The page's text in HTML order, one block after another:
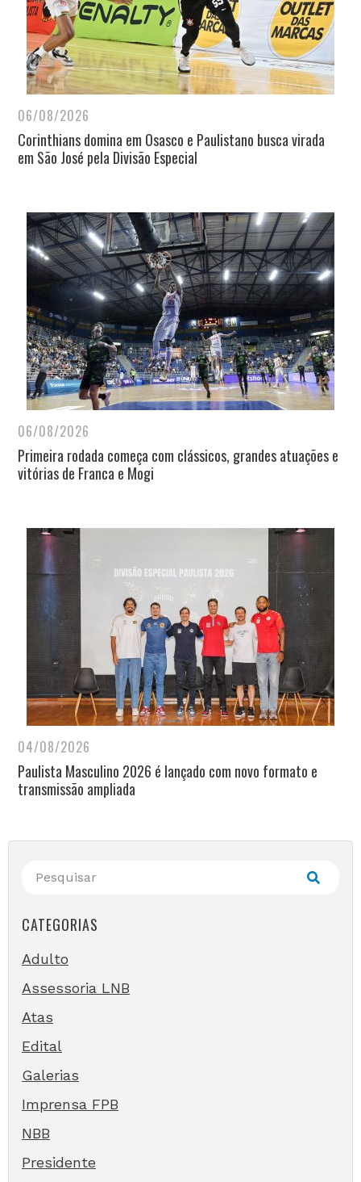
06/08/2026
Corinthians domina em Osasco e Paulistano busca virada
em São José pela Divisão Especial
06/08/2026
Primeira rodada começa com clássicos, grandes atuações e
vitórias de Franca e Mogi
04/08/2026
Paulista Masculino 2026 é lançado com novo formato e
transmissão ampliada
CATEGORIAS
Adulto
Assessoria LNB
Atas
Edital
Galerias
Imprensa FPB
NBB
Presidente